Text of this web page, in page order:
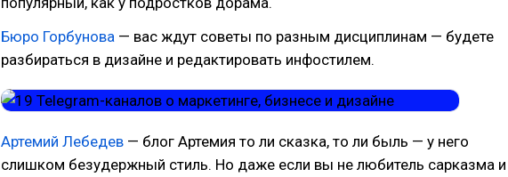
Бюро Горбунова — вас ждут советы по разным дисциплинам — будете
разбираться в дизайне и редактировать инфостилем.
Артемий Лебедев — блог Артемия то ли сказка, то ли быль — у него
слишком безудержный стиль. Но даже если вы не любитель сарказма и